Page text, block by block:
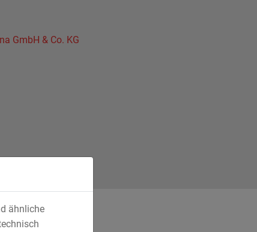
GmbH & Co. KG
ähnliche